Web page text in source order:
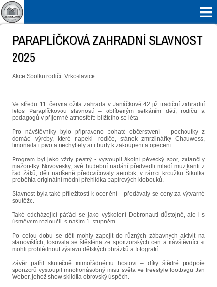
PARAPLÍČKOVÁ ZAHRADNÍ SLAVNOST
2025
Akce Spolku rodičů Vrkoslavice
Ve středu 11. června ožila zahrada v Janáčkově 42 již tradiční zahradní
letos Paraplíčkovou slavností – oblíbeným setkáním dětí, rodičů a
pedagogů v příjemné atmosféře blížícího se léta.
Pro návštěvníky bylo připraveno bohaté občerstvení – pochoutky z
domácí výroby, které napekli rodiče, stánek zmrzlinářky Chauwess,
limonáda i pivo a nechyběly ani buřty k zakoupení a opečení.
Program byl jako vždy pestrý - vystoupil školní pěvecký sbor, zatančily
mažoretky Novovesky, své hudební nadání předvedli mladí muzikanti z
řad žáků, děti nadšeně předcvičovaly aerobik, v rámci kroužku Šikulka
proběhla originální módní přehlídka papírových klobouků.
Slavnost byla také příležitostí k ocenění – předávaly se ceny za výtvarné
soutěže.
Také odcházející páťáci se jako vyškolení Dobronauti důstojně, ale i s
úsměvem rozloučili s naším 1. stupněm.
Po celou dobu se děti mohly zapojit do různých zábavných aktivit na
stanovištích, losovala se štěstěna ze sponzorských cen a návštěvníci si
mohli prohlédnout výstavu dětských obrázků a fotografií.
Závěr patřil skutečně mimořádnému hostovi – díky štědré podpoře
sponzorů vystoupil mnohonásobný mistr světa ve freestyle footbagu Jan
Weber, jehož show sklidila obrovský úspěch.
